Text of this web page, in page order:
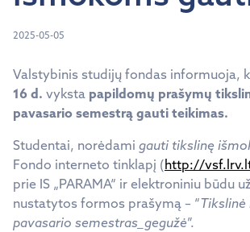
2025-05-05
Valstybinis studijų fondas informuoja,
16 d. vyksta papildomų prašymų
pavasario semestrą gauti teikimas.
Studentai, norėdami gauti tikslinę
Fondo interneto tinklapį (http://
prie IS „PARAMA“ ir elektroniniu būdu
nustatytos formos prašymą – “Tikslinė
pavasario semestras_gegužė”.